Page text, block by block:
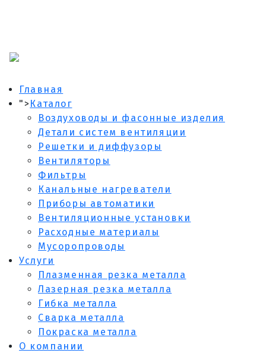
Главная
"> Каталог
Воздуховоды и фасонные изделия
Детали систем вентиляции
Решетки и диффузоры
Вентиляторы
Фильтры
Канальные нагреватели
Приборы автоматики
Вентиляционные установки
Расходные материалы
Мусоропроводы
Услуги
Плазменная резка металла
Лазерная резка металла
Гибка металла
Сварка металла
Покраска металла
О компании